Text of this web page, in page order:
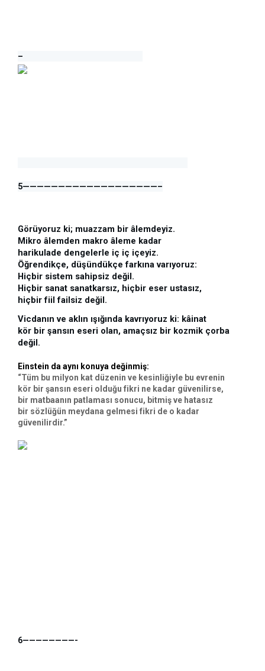
–
5———————————————————–
Görüyoruz ki; muazzam bir âlemdeyiz.
Mikro âlemden makro âleme kadar
harikulade dengelerle iç iç içeyiz.
Öğrendikçe, düşündükçe farkına varıyoruz:
Hiçbir sistem sahipsiz değil.
Hiçbir sanat sanatkarsız, hiçbir eser ustasız,
hiçbir fiil failsiz değil.
Vicdanın ve aklın ışığında kavrıyoruz ki: kâinat
kör bir şansın eseri olan, amaçsız bir kozmik çorba
değil.
Einstein da aynı konuya değinmiş:
“Tüm bu milyon kat düzenin ve kesinliğiyle bu evrenin
kör bir şansın eseri olduğu fikri ne kadar güvenilirse,
bir matbaanın patlaması sonucu, bitmiş ve hatasız
bir sözlüğün meydana gelmesi fikri de o kadar
güvenilirdir.”
6————————-